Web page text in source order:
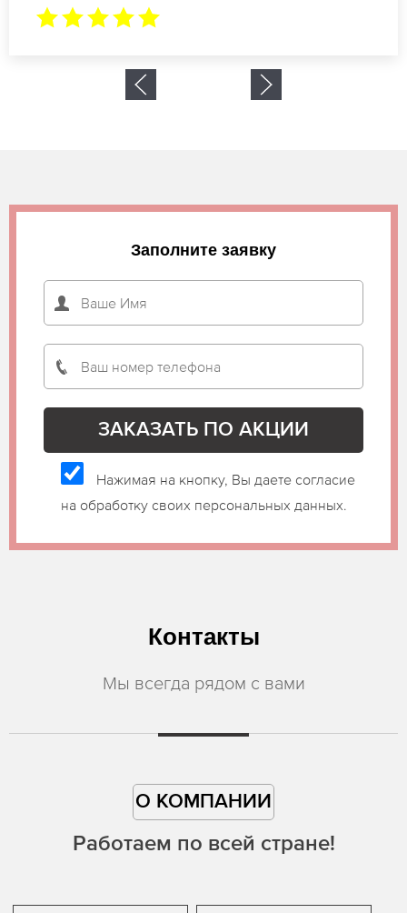
Заполните заявку
Нажимая на кнопку, Вы даете согласие
на обработку своих персональных данных.
Контакты
Мы всегда рядом с вами
О КОМПАНИИ
Работаем по всей стране!